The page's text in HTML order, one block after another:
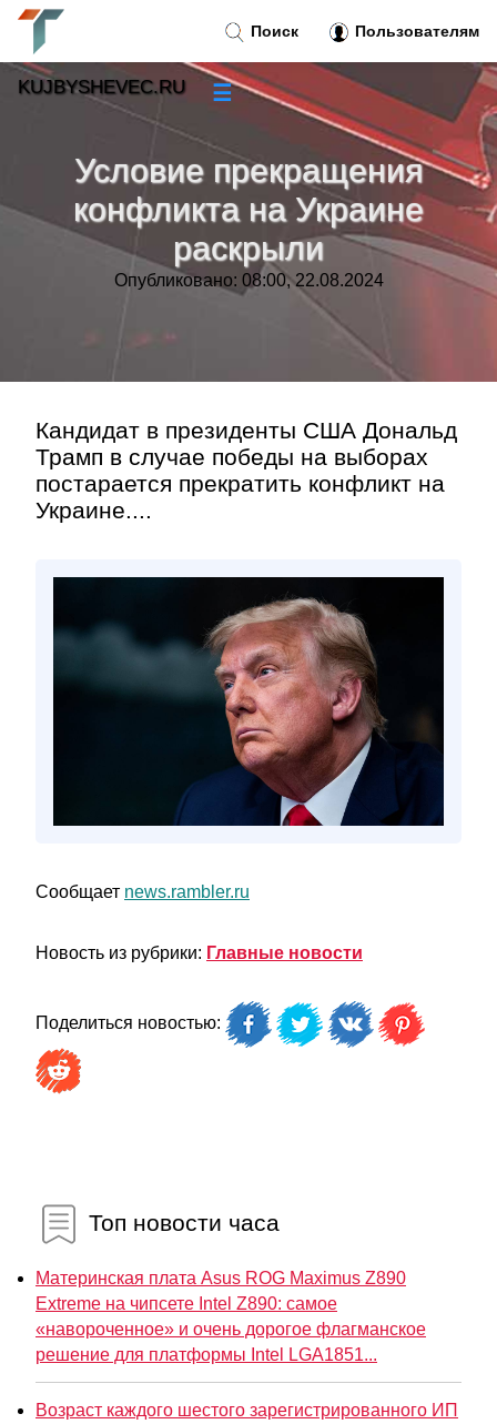
Условие прекращения
конфликта на Украине
раскрыли
Опубликовано: 08:00, 22.08.2024
Кандидат в президенты США Дональд
Трамп в случае победы на выборах
постарается прекратить конфликт на
Украине....
Сообщает news.rambler.ru
Новость из рубрики: Главные новости
Поделиться новостью:
Топ новости часа
Материнская плата Asus ROG Maximus Z890
Extreme на чипсете Intel Z890: самое
«навороченное» и очень дорогое флагманское
решение для платформы Intel LGA1851...
Возраст каждого шестого зарегистрированного ИП
Поиск Пользователям
KUJBYSHEVEC.RU ☰
Новости»
Тренды новостей »
Рубрики»
Контакт»